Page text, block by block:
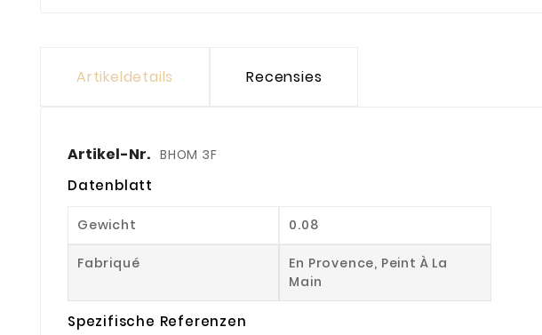
Artikeldetails Recensies
Artikel-Nr. BHOM 3F
Datenblatt
Gewicht 0.08
Fabriqué
En Provence, Peint À La
Main
Spezifische Referenzen